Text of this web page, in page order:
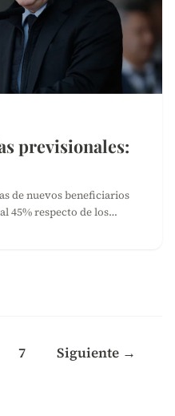
previsionales:
de nuevos beneficiarios
45% respecto de los…
7 Siguiente →